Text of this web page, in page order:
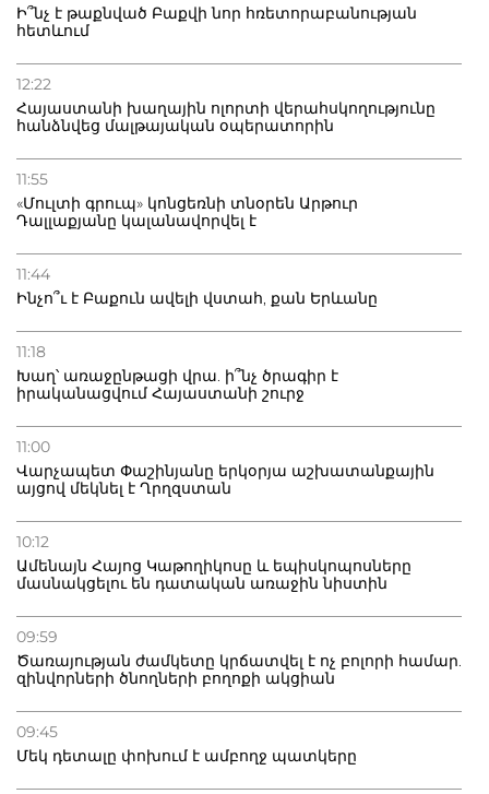
Ի՞նչ է թաքնված Բաքվի նոր հռետորաբանության
հետևում
12:22
Հայաստանի խաղային ոլորտի վերահսկողությունը
հանձնվեց մալթայական օպերատորին
11:55
«Մուլտի գրուպ» կոնցեռնի տնօրեն Արթուր
Դալլաքյանը կալանավորվել է
11:44
Ինչո՞ւ է Բաքուն ավելի վստահ, քան Երևանը
11:18
Խաղ՝ առաջընթացի վրա. ի՞նչ ծրագիր է
իրականացվում Հայաստանի շուրջ
11:00
Վարչապետ Փաշինյանը երկօրյա աշխատանքային
այցով մեկնել է Ղրղզստան
10:12
Ամենայն Հայոց Կաթողիկոսը և եպիսկոպոսները
մասնակցելու են դատական առաջին նիստին
09:59
Ծառայության ժամկետը կրճատվել է ոչ բոլորի համար.
զինվորների ծնողների բողոքի ակցիան
09:45
Մեկ դետալը փոխում է ամբողջ պատկերը